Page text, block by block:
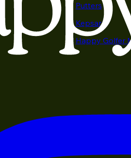
Putters
Kepsar
Happy Golfer